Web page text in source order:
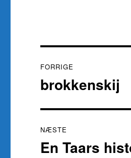
FORRIGE
Forrige
brokkenskij
NÆSTE
Næste
En Taars